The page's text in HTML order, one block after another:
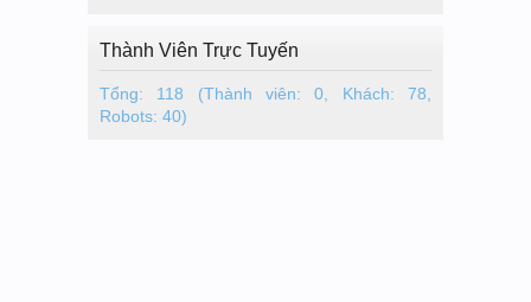
Thành Viên Trực Tuyến
Tổng: 118 (Thành viên: 0, Khách: 78,
Robots: 40)